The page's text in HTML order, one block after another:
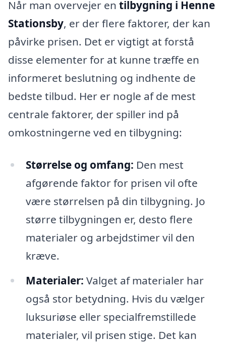
Når man overvejer en tilbygning i Henne
Stationsby, er der flere faktorer, der kan
påvirke prisen. Det er vigtigt at forstå
disse elementer for at kunne træffe en
informeret beslutning og indhente de
bedste tilbud. Her er nogle af de mest
centrale faktorer, der spiller ind på
omkostningerne ved en tilbygning:
Størrelse og omfang: Den mest
afgørende faktor for prisen vil ofte
være størrelsen på din tilbygning. Jo
større tilbygningen er, desto flere
materialer og arbejdstimer vil den
kræve.
Materialer: Valget af materialer har
også stor betydning. Hvis du vælger
luksuriøse eller specialfremstillede
materialer, vil prisen stige. Det kan